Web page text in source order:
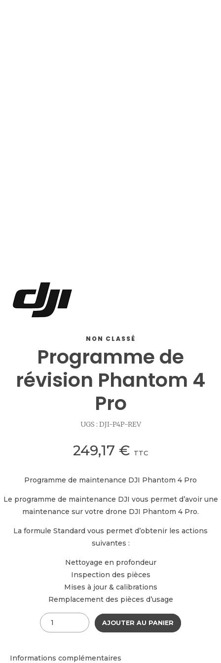
NON CLASSÉ
Programme de
révision Phantom 4
Pro
UGS : DJI-P4P-REV
249,17 € TTC
Programme de maintenance DJI Phantom 4 Pro
Le programme de maintenance DJI vous permet d’avoir une
maintenance sur votre drone DJI Phantom 4 Pro.
La formule Standard vous permet d’obtenir les actions
suivantes :
Nettoyage en profondeur
Inspection des pièces
Mises à jour & calibrations
Remplacement des pièces d’usage
Quantité
AJOUTER AU PANIER
Informations complémentaires